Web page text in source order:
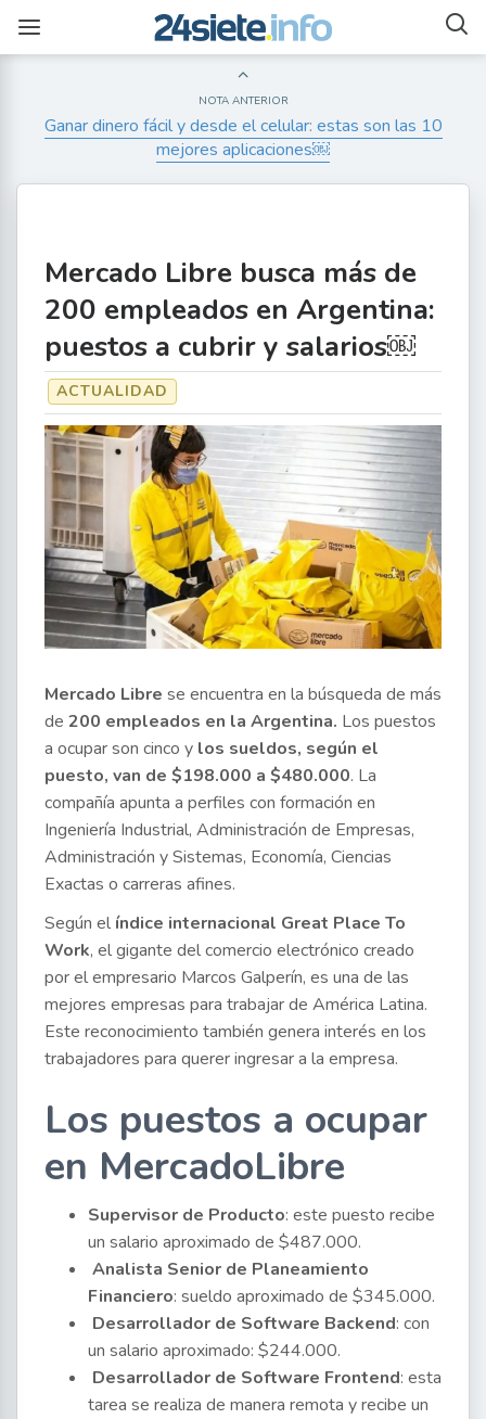
NOTA ANTERIOR
Ganar dinero fácil y desde el celular: estas son las 10
mejores aplicaciones￼
Mercado Libre busca más de
200 empleados en Argentina:
puestos a cubrir y salarios￼
ACTUALIDAD
Mercado Libre se encuentra en la búsqueda de más
de 200 empleados en la Argentina. Los puestos
a ocupar son cinco y los sueldos, según el
puesto, van de $198.000 a $480.000. La
compañía apunta a perfiles con formación en
Ingeniería Industrial, Administración de Empresas,
Administración y Sistemas, Economía, Ciencias
Exactas o carreras afines.
Según el índice internacional Great Place To
Work, el gigante del comercio electrónico creado
por el empresario Marcos Galperín, es una de las
mejores empresas para trabajar de América Latina.
Este reconocimiento también genera interés en los
trabajadores para querer ingresar a la empresa.
Los puestos a ocupar
en MercadoLibre
Supervisor de Producto: este puesto recibe
un salario aproximado de $487.000.
Analista Senior de Planeamiento
Financiero: sueldo aproximado de $345.000.
Desarrollador de Software Backend: con
un salario aproximado: $244.000.
Desarrollador de Software Frontend: esta
tarea se realiza de manera remota y recibe un